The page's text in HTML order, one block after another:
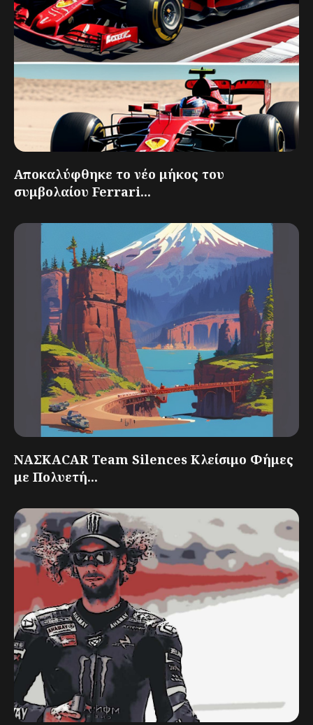
Αποκαλύφθηκε το νέο μήκος του
συμβολαίου Ferrari...
ΝΑΣΚΑCAR Team Silences Κλείσιμο Φήμες
με Πολυετή...